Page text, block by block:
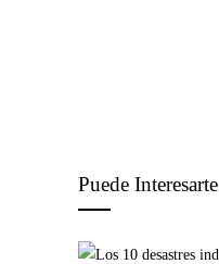
Puede Interesarte